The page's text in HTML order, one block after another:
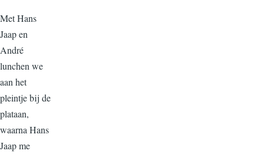
Met Hans
Jaap en
André
lunchen we
aan het
pleintje bij de
plataan,
waarna Hans
Jaap me